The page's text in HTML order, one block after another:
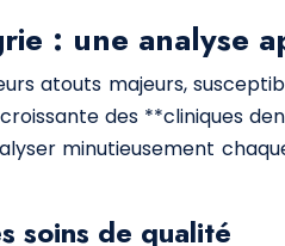
: une analyse
atouts majeurs,
des **cliniques
minutieusement
soins de qualité